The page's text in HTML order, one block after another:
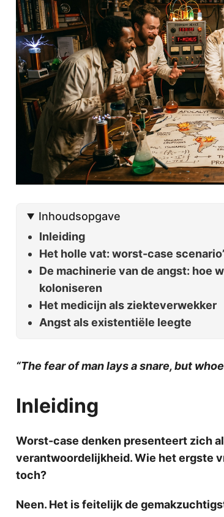
Inhoudsopgave
Inleiding
Het holle vat: worst-case
De machinerie van de angst: hoe
koloniseren
Het medicijn als ziekteverwekker
Angst als existentiële leegte
“The fear of man lays a snare, but
Inleiding
Worst-case denken presenteert zich
verantwoordelijkheid. Wie het ergste
toch?
Neen. Het is feitelijk de